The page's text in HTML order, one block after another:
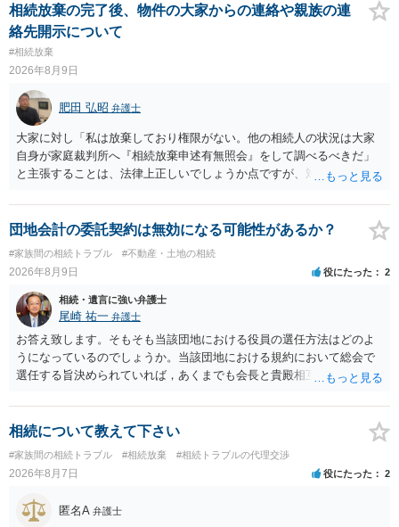
相続放棄の完了後、物件の大家からの連絡や親族の連
絡先開示について
#相続放棄
2026年8月9日
肥田 弘昭 弁護士
大家に対し「私は放棄しており権限がない。他の相続人の状況は大家
自身が家庭裁判所へ『相続放棄申述有無照会』をして調べるべきだ」
と主張することは、法律上正しいでしょうか点ですが、対応としては
のは危険であること、利害関係人の大家としては、相続人を調査し
て、相続の有無や相続するのであれば退去等の話をその者とするのが
団地会計の委託契約は無効になる可能性があるか？
#家族間の相続トラブル #不動産・土地の相続
2026年8月9日 役にたった 2
相続・遺言に強い弁護士
尾崎 祐一 弁護士
お答え致します。そもそも当該団地における役員の選任方法はどのよ
うになっているのでしょうか。当該団地における規約において総会で
選任する旨決められていれば，あくまでも会長と貴殿相互間における
し，団地と貴殿との委託契約は有効に成立しています。当該団地にお
ける役員の選任が会長の専権でできるのであれば，貴殿と会長との合
相続について教えて下さい
#家族間の相続トラブル #相続放棄 #相続トラブルの代理交渉
2026年8月7日 役にたった 2
匿名A 弁護士